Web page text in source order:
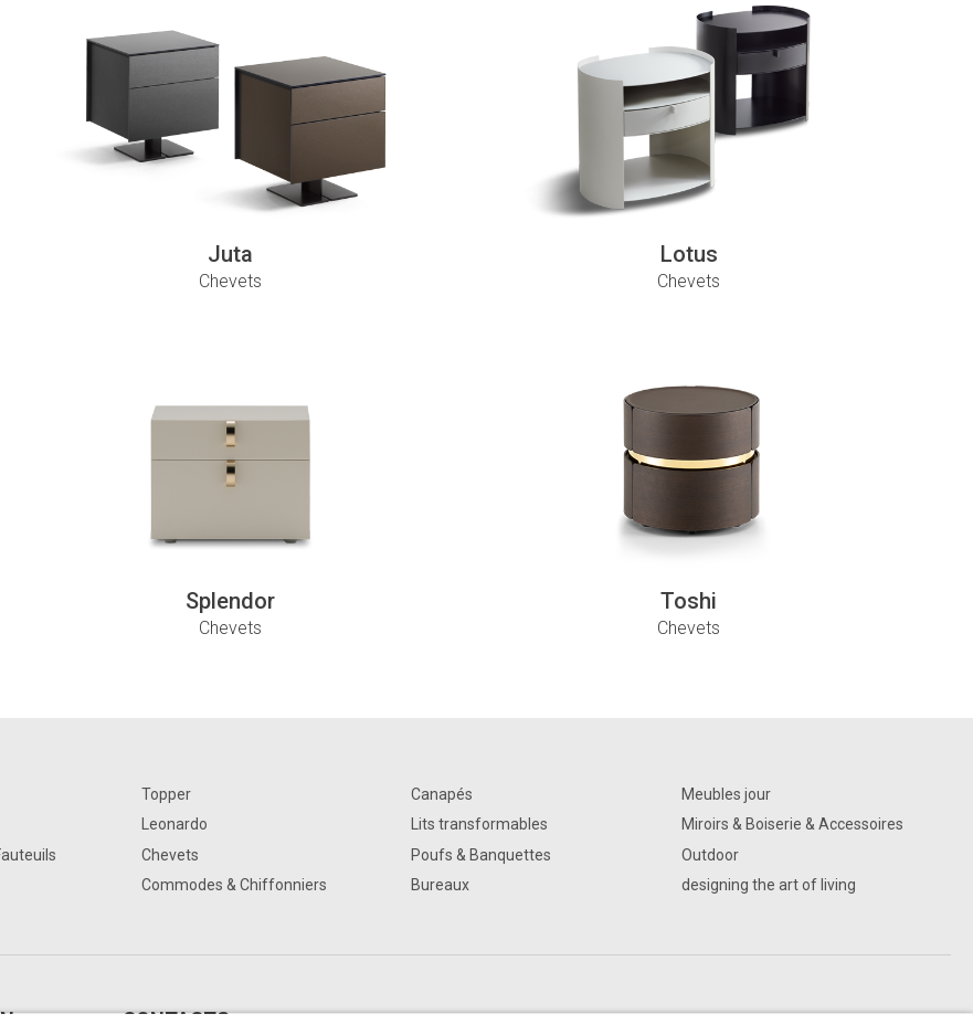
Juta
Chevets
Lotus
Chevets
Splendor
Chevets
Toshi
Chevets
Topper
Leonardo
Chevets
Commodes & Chiffonniers
Canapés
Lits transformables
Poufs & Banquettes
Bureaux
Meubles jour
Miroirs & Boiserie & Accessoires
Outdoor
designing the art of living
CONTACTS